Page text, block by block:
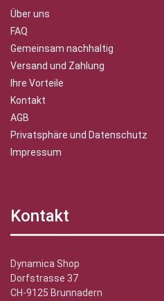
Über uns
FAQ
Gemeinsam nachhaltig
Versand und Zahlung
Ihre Vorteile
Kontakt
AGB
Privatsphäre und Datenschutz
Impressum
Kontakt
Dynamica Shop
Dorfstrasse 37
CH-9125 Brunnadern